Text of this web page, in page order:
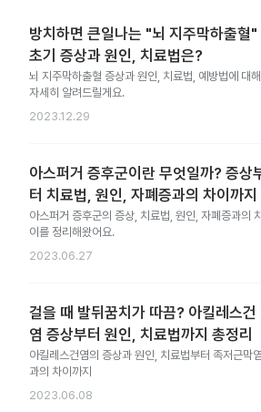
방치하면 큰일나는 "뇌 지주막하출혈"
초기 증상과 원인, 치료법은?
뇌 지주막하출혈 증상과 원인, 치료법, 예방법에 대해
자세히 알려드릴게요.
2023.12.29
아스퍼거 증후군이란 무엇일까? 증상
터 치료법, 원인, 자폐증과의 차이까지
아스퍼거 증후군의 증상, 치료법, 원인, 자폐증과의
이를 정리해왔어요.
2023.06.27
걸을 때 발뒤꿈치가 따끔? 아킬레스건
염 증상부터 원인, 치료법까지 총정리
아킬레스건염의 증상과 원인, 치료법부터 족저근막염
과의 차이까지
2023.06.08